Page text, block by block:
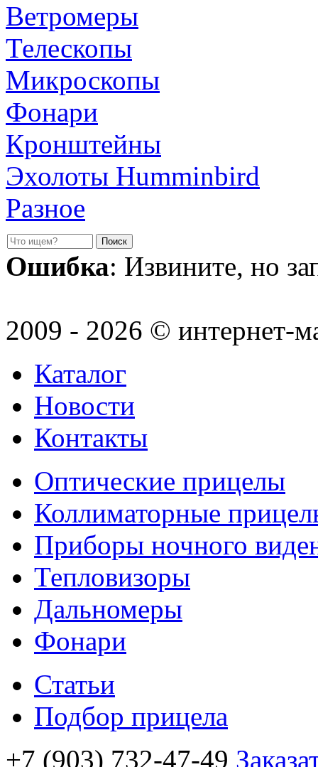
Ветромеры
Телескопы
Микроскопы
Фонари
Кронштейны
Эхолоты Humminbird
Разное
Ошибка: Извините, но
2009 - 2026 © интернет-
Каталог
Новости
Контакты
Оптические прицелы
Коллиматорные
Приборы ночного
Тепловизоры
Дальномеры
Фонари
Статьи
Подбор прицела
+7 (903) 732-47-49